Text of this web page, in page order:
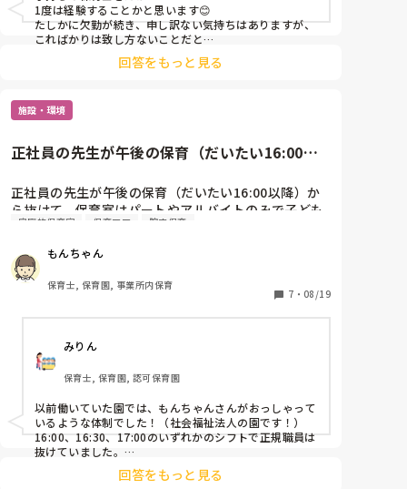
1度は経験することかと思います😊
たしかに欠勤が続き、申し訳ない気持ちはありますが、
こればかりは致し方ないことだと
もらってきて、回り回ってという感じで
1週間弱休みました。
いいですね！
回答をもっと見る
施設・環境
正社員の先生が午後の保育（だいたい16:00以
正社員の先生が午後の保育（だいたい16:00以降）か
ら抜けて、保育室はパートやアルバイトのみで子ども
達を見ていることが多いです。（正社員の方皆で事務
このような園、他にもありますでしょうか？
正社員の先生が1人もいないことに正直不安がありま
す。全員パートだと誰が進めるのか…というのも曖昧
企業主導型の園ということもあるかもしれませんが…
おかえりの会後の人員体制、教えて頂けると嬉しいで
す。
家庭的保育室 保育ママ 院内保育
もんちゃん
保育士, 保育園, 事業所内保育
7 ・ 08/19
みりん
保育士, 保育園, 認可保育園
以前働いていた園では、もんちゃんさんがおっしゃって
いるような体制でした！（社会福祉法人の園です！）
16:00、16:30、17:00のいずれかのシフトで正規職員は
抜けていました。
パートの保育者の方もベテランの方が多く、信頼しあっ
ており、連携もとれていたので問題は無かったです！
回答をもっと見る